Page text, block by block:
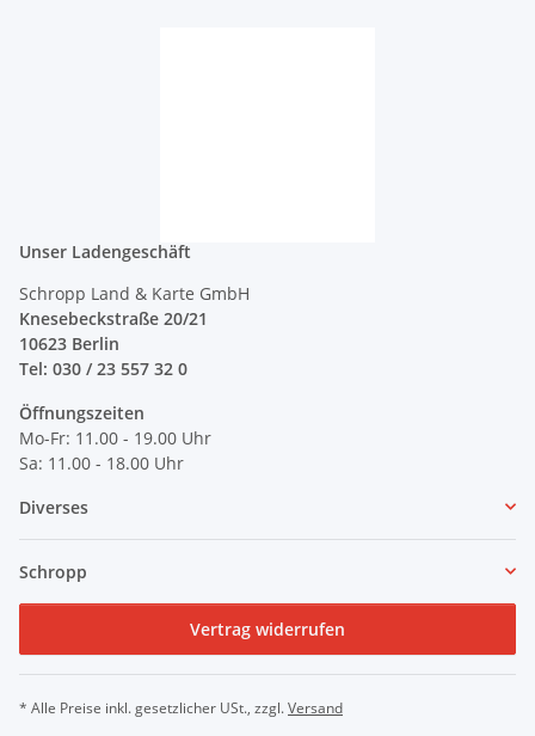
Unser Ladengeschäft
Schropp Land & Karte GmbH
Knesebeckstraße 20/21
10623 Berlin
Tel: 030 / 23 557 32 0
Öffnungszeiten
Mo-Fr: 11.00 - 19.00 Uhr
Sa: 11.00 - 18.00 Uhr
Diverses
Schropp
Vertrag widerrufen
* Alle Preise inkl. gesetzlicher USt., zzgl.Versand